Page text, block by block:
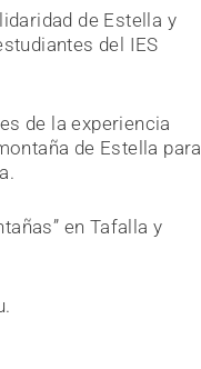
de Estella y
del IES
de la experiencia
de Estella para
.
en Tafalla y
.